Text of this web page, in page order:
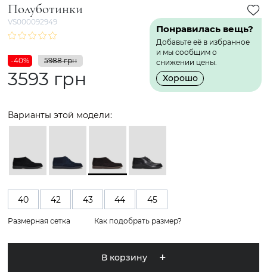
Полуботинки
VS000092949
Понравилась вещь?
Добавьте её в избранное
и мы сообщим о
снижении цены.
Хорошо
-40% 5988 грн
3593 грн
Варианты этой модели:
40 42 43 44 45
Размерная сетка Как подобрать размер?
В корзину